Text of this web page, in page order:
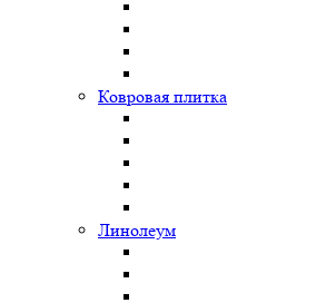
Ковровая плитка
Линолеум